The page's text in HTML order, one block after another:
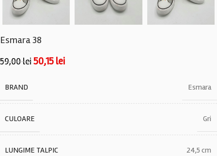
Esmara 38
59,00lei50,15 lei
BRAND Esmara
CULOARE Gri
LUNGIME TALPIC 24,5 cm